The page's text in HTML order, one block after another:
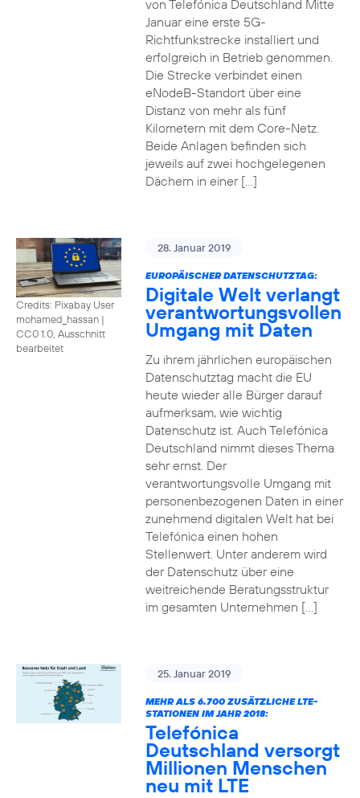
von Telefónica Deutschland Mitte
Januar eine erste 5G-
Richtfunkstrecke installiert und
erfolgreich in Betrieb genommen.
Die Strecke verbindet einen
eNodeB-Standort über eine
Distanz von mehr als fünf
Kilometern mit dem Core-Netz.
Beide Anlagen befinden sich
jeweils auf zwei hochgelegenen
Dächern in einer […]
Credits: Pixabay User
mohamed_hassan |
CC0 1.0, Ausschnitt
bearbeitet
28. Januar 2019
EUROPÄISCHER DATENSCHUTZTAG:
Digitale Welt verlangt
verantwortungsvollen
Umgang mit Daten
Zu ihrem jährlichen europäischen
Datenschutztag macht die EU
heute wieder alle Bürger darauf
aufmerksam, wie wichtig
Datenschutz ist. Auch Telefónica
Deutschland nimmt dieses Thema
sehr ernst. Der
verantwortungsvolle Umgang mit
personenbezogenen Daten in einer
zunehmend digitalen Welt hat bei
Telefónica einen hohen
Stellenwert. Unter anderem wird
der Datenschutz über eine
weitreichende Beratungsstruktur
im gesamten Unternehmen […]
25. Januar 2019
MEHR ALS 6.700 ZUSÄTZLICHE LTE-
STATIONEN IM JAHR 2018:
Telefónica
Deutschland versorgt
Millionen Menschen
neu mit LTE